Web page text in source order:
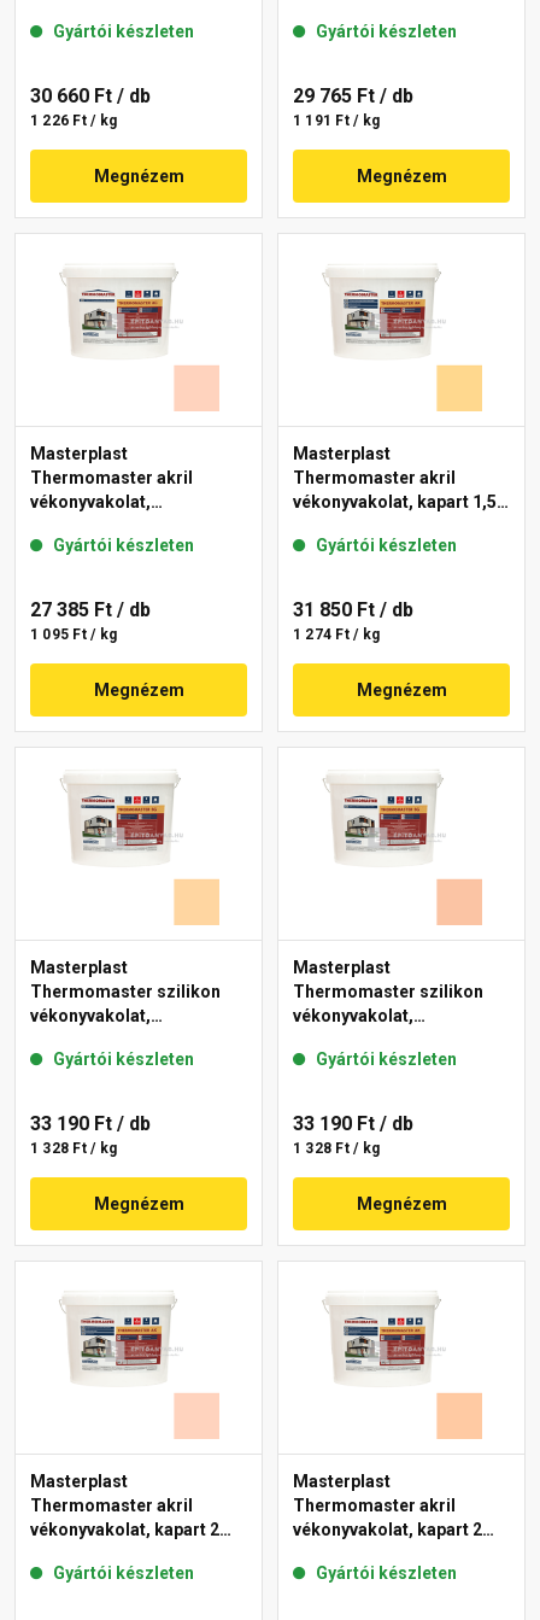
Gyártói készleten
30 660 Ft / db
1 226 Ft / kg
Megnézem
11-D 25 kg
Gyártói készleten
29 765 Ft / db
1 191 Ft / kg
Megnézem
Masterplast
Thermomaster akril
vékonyvakolat,
15-E 25 kg
Gyártói készleten
27 385 Ft / db
1 095 Ft / kg
Megnézem
Masterplast
Thermomaster akril
vékonyvakolat, kapart 1,5
Gyártói készleten
31 850 Ft / db
1 274 Ft / kg
Megnézem
Masterplast
Thermomaster szilikon
vékonyvakolat,
06-E 25 kg
Gyártói készleten
33 190 Ft / db
1 328 Ft / kg
Megnézem
Masterplast
Thermomaster szilikon
vékonyvakolat,
11-D 25 kg
Gyártói készleten
33 190 Ft / db
1 328 Ft / kg
Megnézem
Masterplast
Thermomaster akril
vékonyvakolat, kapart 2
Gyártói készleten
Masterplast
Thermomaster akril
vékonyvakolat, kapart 2
Gyártói készleten